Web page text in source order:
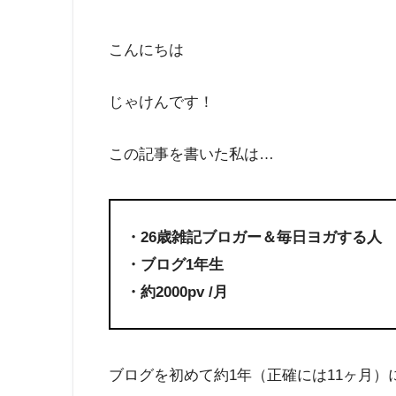
こんにちは
じゃけんです！
この記事を書いた私は…
・26歳雑記ブロガー＆毎日ヨガする人
・ブログ1年生
・約2000pv /月
ブログを初めて約1年（正確には11ヶ月）